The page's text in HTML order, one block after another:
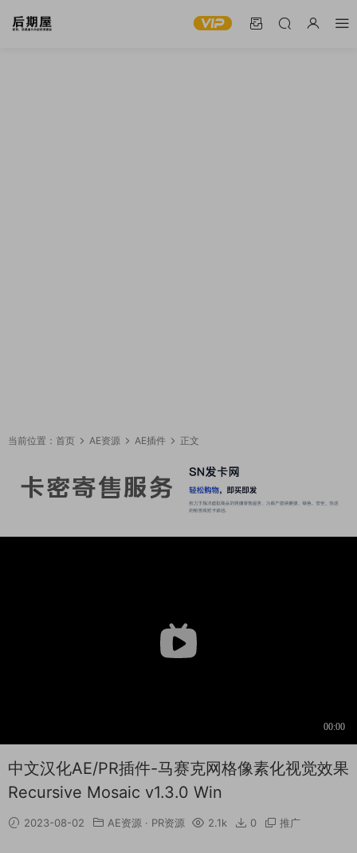
当前位置： 首页 AE资源 AE插件 正文
中文汉化AE/PR插件-马赛克网格像素化视觉效果
Recursive Mosaic v1.3.0 Win
2023-08-02 AE资源 · PR资源 2.1k 0 推广